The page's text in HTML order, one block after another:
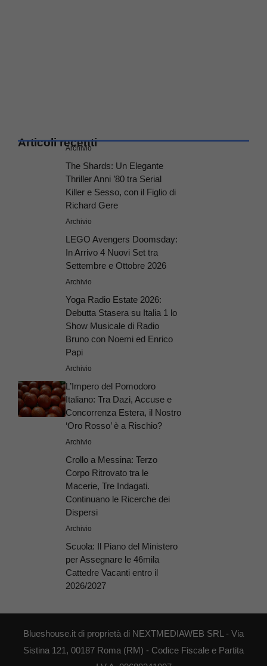
Articoli recenti
Archivio
The Shards: Un Elegante
Thriller Anni ’80 tra Serial
Killer e Sesso, con il Figlio di
Richard Gere
Archivio
LEGO Avengers Doomsday:
In Arrivo 4 Nuovi Set tra
Settembre e Ottobre 2026
Archivio
Yoga Radio Estate 2026:
Debutta Stasera su Italia 1 lo
Show Musicale di Radio
Bruno con Noemi ed Enrico
Papi
Archivio
L’Impero del Pomodoro
Italiano: Tra Dazi, Accuse e
Concorrenza Estera, il Nostro
‘Oro Rosso’ è a Rischio?
Archivio
Crollo a Messina: Terzo
Corpo Ritrovato tra le
Macerie, Tre Indagati.
Continuano le Ricerche dei
Dispersi
Archivio
Scuola: Il Piano del Ministero
per Assegnare le 46mila
Cattedre Vacanti entro il
2026/2027
Blueshouse.it di proprietà di NEXTMEDIAWEB SRL - Via
Sistina 121, 00187 Roma (RM) - Codice Fiscale e Partita